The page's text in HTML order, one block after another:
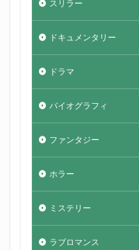
スリラー
ドキュメンタリー
ドラマ
バイオグラフィ
ファンタジー
ホラー
ミステリー
ラブロマンス